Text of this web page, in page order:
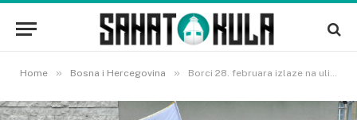
Home » Bosna i Hercegovina » Borci 28. februara izlaze na ulice ako u Vladi FBiH ne postupe po zaključku Parlamenta o boračkom dodatku